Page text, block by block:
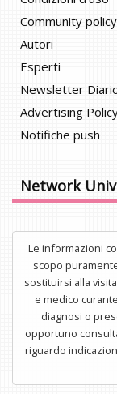
Community policy
Autori
Esperti
Newsletter
Advertising
Notifiche push
Network
Le informazioni
scopo
sostituirsi alla
e medico
diagnosi o
opportuno
riguardo